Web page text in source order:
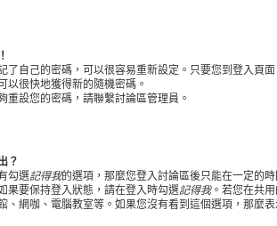
了自己的密碼，可以很容易重新設定。只要您到登入頁
以很快地獲得新的隨機密碼。
重設您的密碼，請聯繫討論區管理員。
？
勾選記得我的選項，那麼您登入討論區後只能在一定的
果要保持登入狀態，請在登入時勾選記得我。若您在共
、網咖、電腦教室等。如果您沒有看到這個選項，那麼